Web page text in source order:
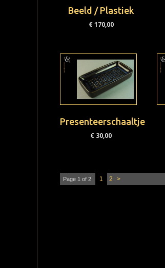
Beeld / Plastiek
€170,00
Presenteerschaaltje
€ 30,00
Page 1 of 2 1 2 >